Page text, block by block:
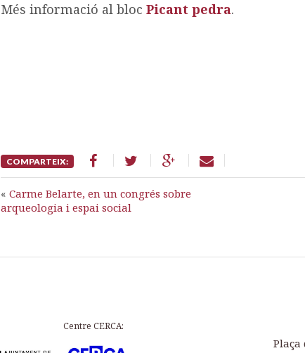
Més informació al bloc Picant pedra.
COMPARTEIX:
« Carme Belarte, en un congrés sobre
arqueologia i espai social
Centre CERCA:
Plaça